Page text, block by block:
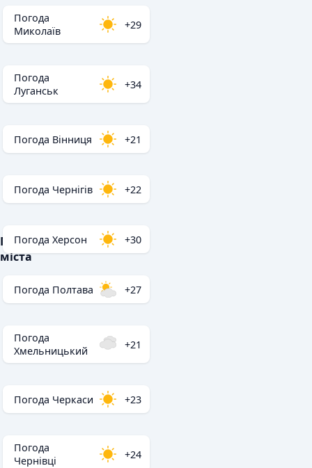
Популярні
міста
Погода
Миколаїв
+29
Погода
Луганськ
+34
Погода Вінниця +21
Погода Чернігів +22
Погода Херсон +30
Погода Полтава +27
Погода
Хмельницький
+21
Погода Черкаси +23
Погода
Чернівці
+24